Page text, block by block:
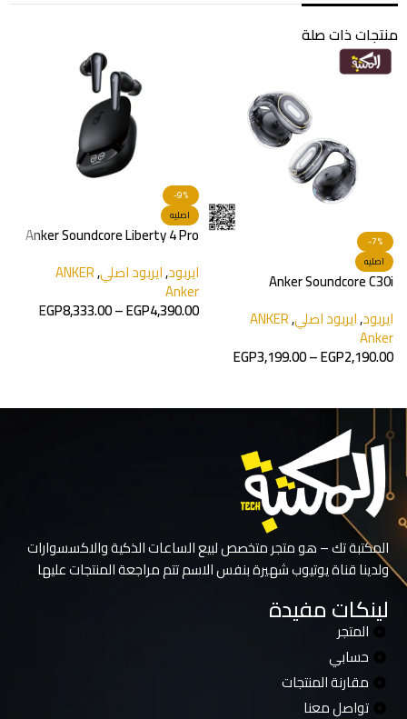
منتجات ذات صلة
-7%
اصليه
Anker Soundcore C30i
ايربود,ايربود اصلي,
ANKER
Anker
EGP2,190.00
–
EGP3,199.00
-9%
اصليه
Anker Soundcore Liberty 4 Pro
ايربود,ايربود اصلي,
ANKER
Anker
EGP4,390.00
–
EGP8,333.00
المكتبة تك – هو متجر متخصص لبيع الساعات الذكية والاكسسوارات
ولدينا قناة يوتيوب شهيرة بنفس الاسم تتم مراجعة المنتجات عليها
لينكات مفيدة
المتجر
حسابي
مقارنة المنتجات
تواصل معنا